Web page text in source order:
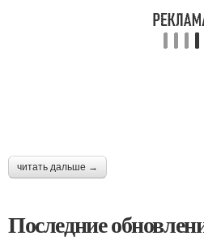
читать дальше →
Последние